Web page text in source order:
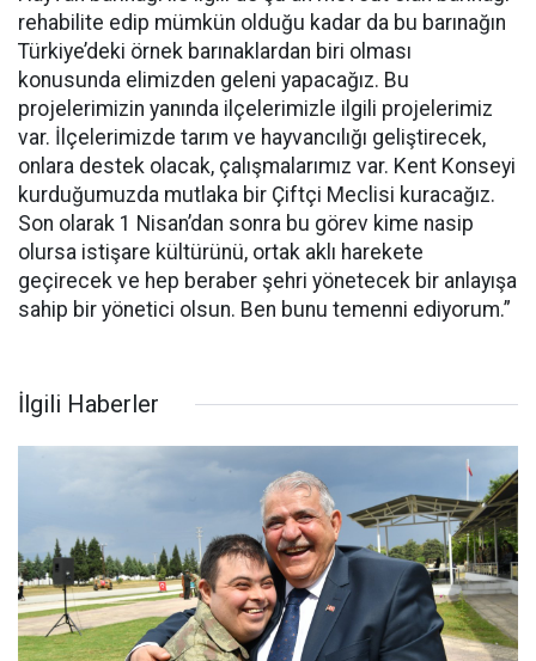
rehabilite edip mümkün olduğu kadar da bu barınağın
Türkiye’deki örnek barınaklardan biri olması
konusunda elimizden geleni yapacağız. Bu
projelerimizin yanında ilçelerimizle ilgili projelerimiz
var. İlçelerimizde tarım ve hayvancılığı geliştirecek,
onlara destek olacak, çalışmalarımız var. Kent Konseyi
kurduğumuzda mutlaka bir Çiftçi Meclisi kuracağız.
Son olarak 1 Nisan’dan sonra bu görev kime nasip
olursa istişare kültürünü, ortak aklı harekete
geçirecek ve hep beraber şehri yönetecek bir anlayışa
sahip bir yönetici olsun. Ben bunu temenni ediyorum.”
İlgili Haberler